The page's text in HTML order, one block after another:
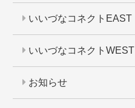
いいづなコネクトEAST
いいづなコネクトWEST
お知らせ